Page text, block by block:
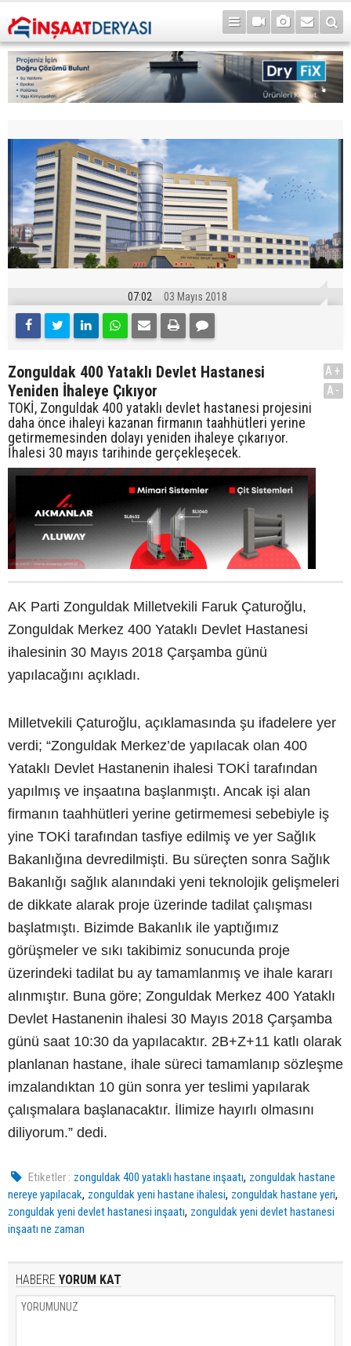
07:02 03 Mayıs 2018
Zonguldak 400 Yataklı Devlet Hastanesi
Yeniden İhaleye Çıkıyor
TOKİ, Zonguldak 400 yataklı devlet hastanesi projesini
daha önce ihaleyi kazanan firmanın taahhütleri yerine
getirmemesinden dolayı yeniden ihaleye çıkarıyor.
İhalesi 30 mayıs tarihinde gerçekleşecek.
A+
A-
AK Parti Zonguldak Milletvekili Faruk Çaturoğlu,
Zonguldak Merkez 400 Yataklı Devlet Hastanesi
ihalesinin 30 Mayıs 2018 Çarşamba günü
yapılacağını açıkladı.
Milletvekili Çaturoğlu, açıklamasında şu ifadelere yer
verdi; “Zonguldak Merkez’de yapılacak olan 400
Yataklı Devlet Hastanenin ihalesi TOKİ tarafından
yapılmış ve inşaatına başlanmıştı. Ancak işi alan
firmanın taahhütleri yerine getirmemesi sebebiyle iş
yine TOKİ tarafından tasfiye edilmiş ve yer Sağlık
Bakanlığına devredilmişti. Bu süreçten sonra Sağlık
Bakanlığı sağlık alanındaki yeni teknolojik gelişmeleri
de dikkate alarak proje üzerinde tadilat çalışması
başlatmıştı. Bizimde Bakanlık ile yaptığımız
görüşmeler ve sıkı takibimiz sonucunda proje
üzerindeki tadilat bu ay tamamlanmış ve ihale kararı
alınmıştır. Buna göre; Zonguldak Merkez 400 Yataklı
Devlet Hastanenin ihalesi 30 Mayıs 2018 Çarşamba
günü saat 10:30 da yapılacaktır. 2B+Z+11 katlı olarak
planlanan hastane, ihale süreci tamamlanıp sözleşme
imzalandıktan 10 gün sonra yer teslimi yapılarak
çalışmalara başlanacaktır. İlimize hayırlı olmasını
diliyorum.” dedi.
Etiketler : zonguldak 400 yataklı hastane inşaatı, zonguldak hastane
nereye yapılacak, zonguldak yeni hastane ihalesi, zonguldak hastane yeri,
zonguldak yeni devlet hastanesi inşaatı, zonguldak yeni devlet hastanesi
inşaatı ne zaman
HABERE YORUM KAT